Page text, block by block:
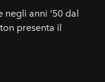
negli anni '50 dal
presenta il